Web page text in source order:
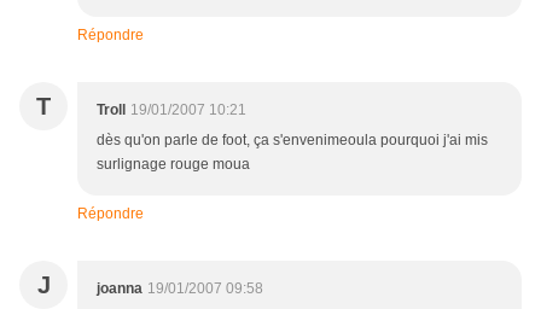
Répondre
T Troll
19/01/2007 10:21
dès qu'on parle de foot, ça s'envenimeoula pourquoi j'ai mis
surlignage rouge moua
Répondre
J joanna 19/01/2007 09:58